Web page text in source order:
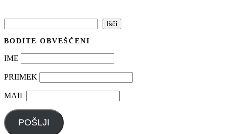
Išči
BODITE OBVEŠČENI
IME
PRIIMEK
MAIL
POŠLJI